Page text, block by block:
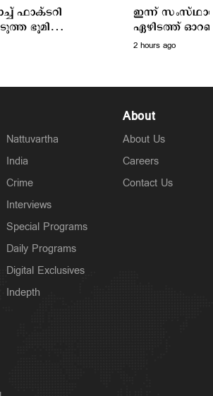
നാളെ അവധി
ഫാക്ടറി
ഭൂമി
ഇന്ന്
ഏഴിടത്ത്
ഇങ്ങനെ
2 hours ago
Nattuvartha
India
Crime
Interviews
Special Programs
Daily Programs
Digital Exclusives
Indepth
About
About Us
Careers
Contact Us